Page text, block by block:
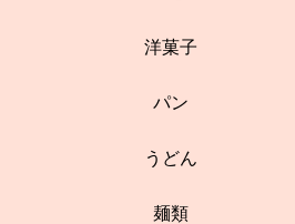
洋菓子
パン
うどん
麺類